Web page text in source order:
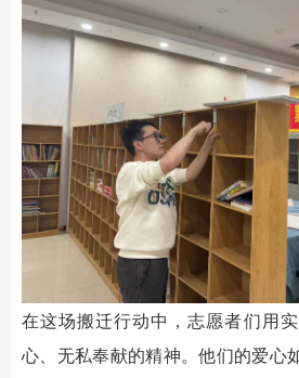
在这场搬迁行动中，志愿者们用
心、无私奉献的精神。他们的爱心